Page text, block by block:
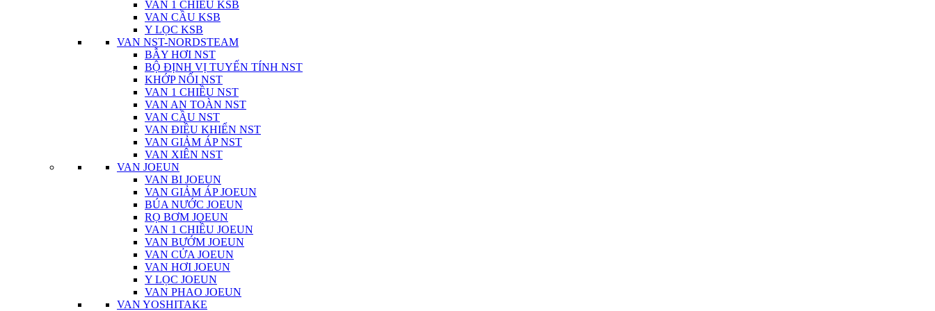
VAN 1 CHIỀU KSB
VAN CẦU KSB
Y LỌC KSB
VAN NST-NORDSTEAM
BẪY HƠI NST
BỘ ĐỊNH VỊ TUYẾN TÍNH NST
KHỚP NỐI NST
VAN 1 CHIỀU NST
VAN AN TOÀN NST
VAN CẦU NST
VAN ĐIỀU KHIỂN NST
VAN GIẢM ÁP NST
VAN XIÊN NST
VAN JOEUN
VAN BI JOEUN
VAN GIẢM ÁP JOEUN
BÚA NƯỚC JOEUN
RỌ BƠM JOEUN
VAN 1 CHIỀU JOEUN
VAN BƯỚM JOEUN
VAN CỬA JOEUN
VAN HƠI JOEUN
Y LỌC JOEUN
VAN PHAO JOEUN
VAN YOSHITAKE